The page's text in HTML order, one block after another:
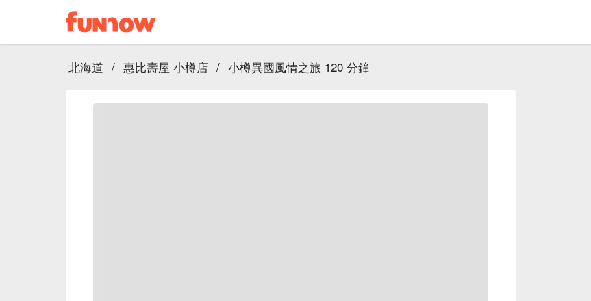
北海道 / 惠比壽屋 小樽店 / 小樽異國風情之旅 120 分鐘